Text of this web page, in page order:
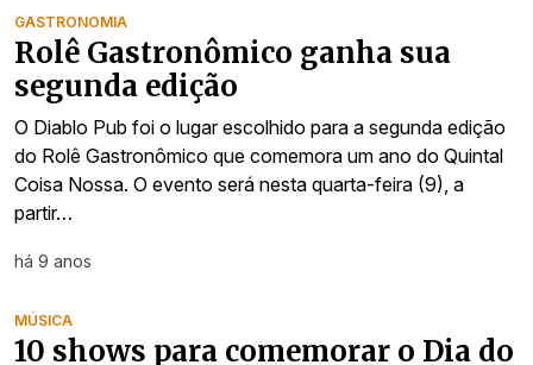
GASTRONOMIA
Rolê Gastronômico ganha sua
segunda edição
O Diablo Pub foi o lugar escolhido para a segunda edição
do Rolê Gastronômico que comemora um ano do Quintal
Coisa Nossa. O evento será nesta quarta-feira (9), a
partir…
há 9 anos
MÚSICA
10 shows para comemorar o Dia do